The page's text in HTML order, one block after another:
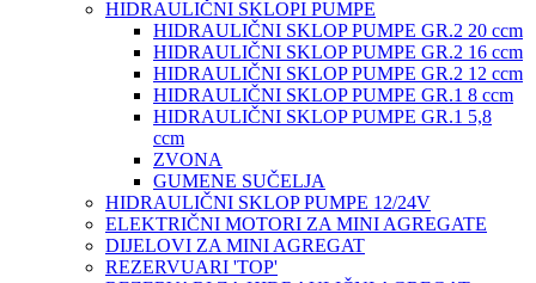
HIDRAULIČNI SKLOPI PUMPE
HIDRAULIČNI SKLOP PUMPE GR.2 20 ccm
HIDRAULIČNI SKLOP PUMPE GR.2 16 ccm
HIDRAULIČNI SKLOP PUMPE GR.2 12 ccm
HIDRAULIČNI SKLOP PUMPE GR.1 8 ccm
HIDRAULIČNI SKLOP PUMPE GR.1 5,8
ccm
ZVONA
GUMENE SUČELJA
HIDRAULIČNI SKLOP PUMPE 12/24V
ELEKTRIČNI MOTORI ZA MINI AGREGATE
DIJELOVI ZA MINI AGREGAT
REZERVUARI 'TOP'